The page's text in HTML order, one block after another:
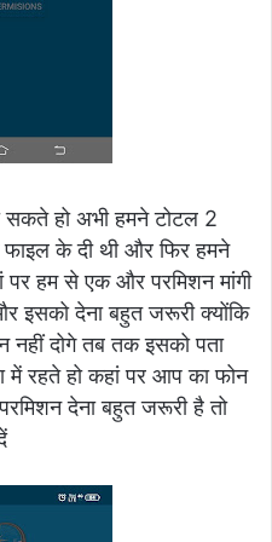
हो अभी हमने टोटल 2
फाइल के दी थी और फिर हमने
हम से एक और परमिशन मांगी
इसको देना बहुत जरूरी क्योंकि
दोगे तब तक इसको पता
में रहते हो कहां पर आप का फोन
देना बहुत जरूरी है तो